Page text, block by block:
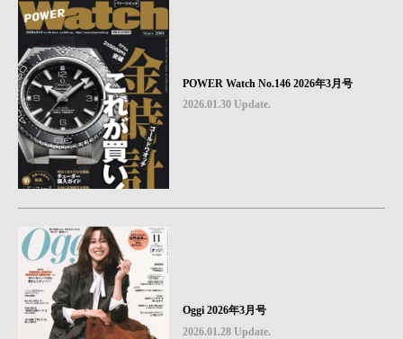
POWER Watch No.146 2026年3月号
2026.01.30 Update.
Oggi 2026年3月号
2026.01.28 Update.